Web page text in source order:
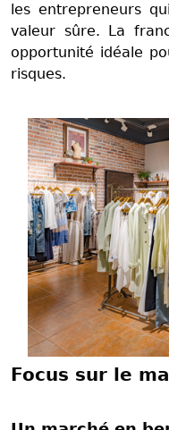
les entrepreneurs
valeur sûre. La
opportunité idéale
risques.
Focus sur le